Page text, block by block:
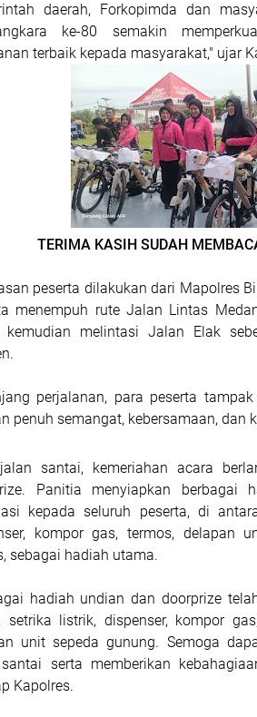
daerah, Forkopimda dan
ke-80 semakin
terbaik kepada masyarakat," ujar
TERIMA KASIH SUDAH
peserta dilakukan dari Mapolres
menempuh rute Jalan Lintas
kemudian melintasi Jalan Elak
perjalanan, para peserta
penuh semangat, kebersamaan, dan
santai, kemeriahan acara
Panitia menyiapkan berbagai
kepada seluruh peserta, di
kompor gas, termos, delapan
sebagai hadiah utama.
hadiah undian dan doorprize
setrika listrik, dispenser, kompor
unit sepeda gunung. Semoga
serta memberikan
Kapolres.